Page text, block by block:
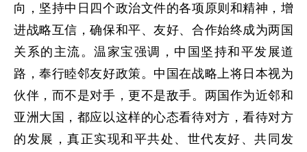
向，坚持中日四个政治文件的各项原则和精神，增
进战略互信，确保和平、友好、合作始终成为两国
关系的主流。温家宝强调，中国坚持和平发展道
路，奉行睦邻友好政策。中国在战略上将日本视为
伙伴，而不是对手，更不是敌手。两国作为近邻和
亚洲大国，都应以这样的心态看待对方，看待对方
的发展，真正实现和平共处、世代友好、共同发